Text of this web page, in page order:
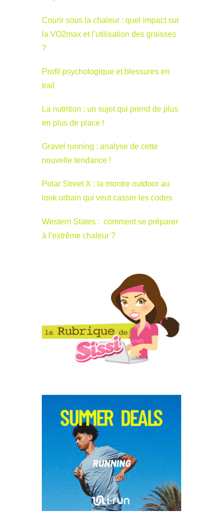
Courir sous la chaleur : quel impact sur
la VO2max et l’utilisation des graisses
?
Profil psychologique et blessures en
trail
La nutrition : un sujet qui prend de plus
en plus de place !
Gravel running : analyse de cette
nouvelle tendance !
Polar Street X : la montre outdoor au
look urbain qui veut casser les codes
Western States : comment se préparer
à l’extrême chaleur ?